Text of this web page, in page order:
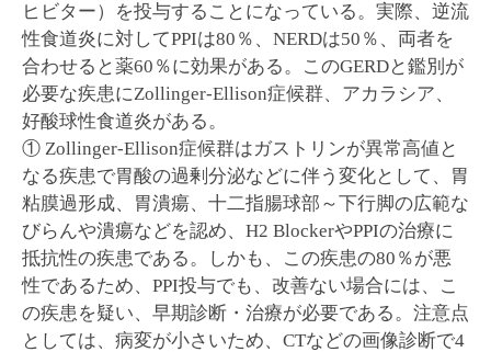
ヒビター）を投与することになっている。実際、逆流
性食道炎に対してPPIは80％、NERDは50％、両者を
合わせると薬60％に効果がある。このGERDと鑑別が
必要な疾患にZollinger-Ellison症候群、アカラシア、
好酸球性食道炎がある。
① Zollinger-Ellison症候群はガストリンが異常高値と
なる疾患で胃酸の過剰分泌などに伴う変化として、胃
粘膜過形成、胃潰瘍、十二指腸球部～下行脚の広範な
びらんや潰瘍などを認め、H2 BlockerやPPIの治療に
抵抗性の疾患である。しかも、この疾患の80％が悪
性であるため、PPI投与でも、改善ない場合には、こ
の疾患を疑い、早期診断・治療が必要である。注意点
としては、病変が小さいため、CTなどの画像診断で4